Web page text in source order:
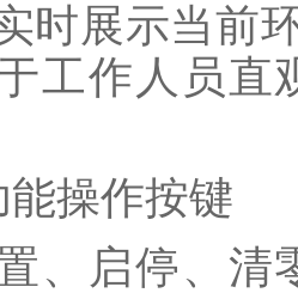
展示当前环
工作人员直
操作按键
启停、清零